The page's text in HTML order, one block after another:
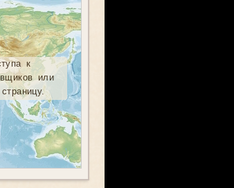
к
или